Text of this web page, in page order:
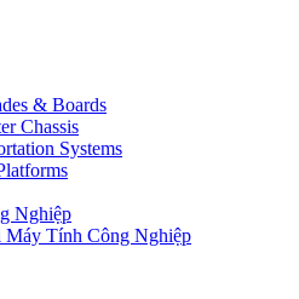
& Boards
Chassis
Systems
Nghiệp
Tính Công Nghiệp